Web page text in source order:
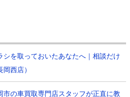
シを取っておいたあなたへ｜相談だけ
西店）
の車買取専門店スタッフが正直に教